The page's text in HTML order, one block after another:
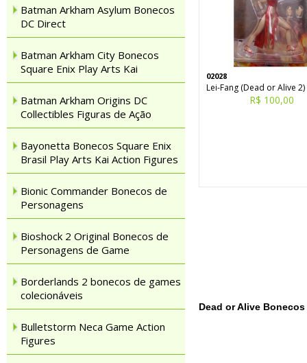
Batman Arkham Asylum Bonecos
DC Direct
Batman Arkham City Bonecos
Square Enix Play Arts Kai
Batman Arkham Origins DC
Collectibles Figuras de Ação
Bayonetta Bonecos Square Enix
Brasil Play Arts Kai Action Figures
Bionic Commander Bonecos de
Personagens
Bioshock 2 Original Bonecos de
Personagens de Game
Borderlands 2 bonecos de games
colecionáveis
Bulletstorm Neca Game Action
Figures
02028
Lei-Fang (Dead or Alive 2)
R$ 100,00
Dead or Alive